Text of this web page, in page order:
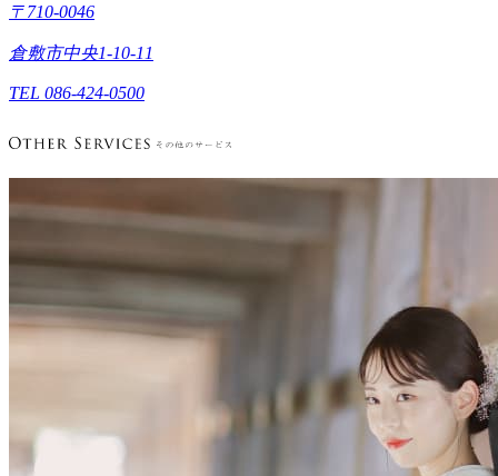
〒710-0046
倉敷市中央1-10-11
TEL 086-424-0500